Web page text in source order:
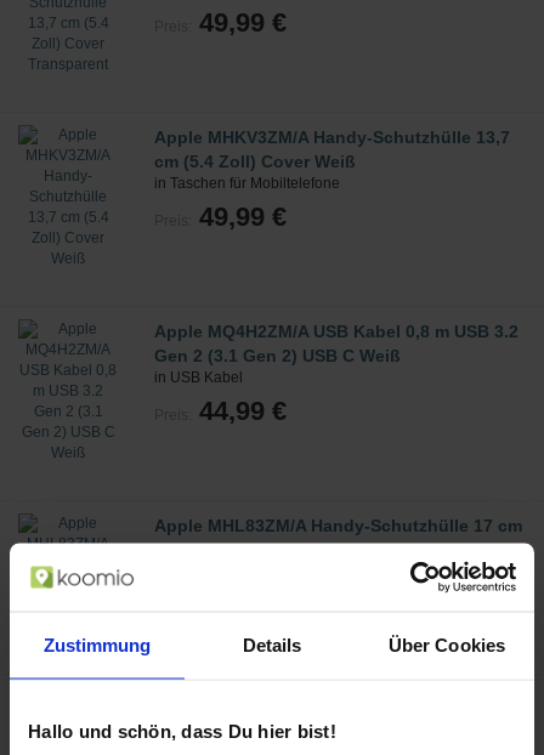
Zustimmung Details Über Cookies
Hallo und schön, dass Du hier bist!
49,99 €
Apple MHKV3ZM/A Handy-Schutzhülle 13,7
cm (5.4 Zoll) Cover Weiß
in Taschen für Mobiltelefone
49,99 €
Apple MQ4H2ZM/A USB Kabel 0,8 m USB 3.2
Gen 2 (3.1 Gen 2) USB C Weiß
in USB Kabel
44,99 €
Apple MHL83ZM/A Handy-Schutzhülle 17 cm
(6.7 Zoll) Cover Orange
cm (5.4 Zoll) Cover Schwarz
in Taschen für Mobiltelefone